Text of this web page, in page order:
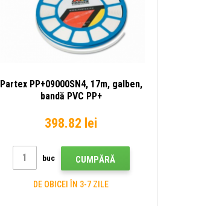
Partex PP+09000SN4, 17m, galben,
bandă PVC PP+
398.82 lei
buc CUMPĂRĂ
DE OBICEI ÎN 3-7 ZILE